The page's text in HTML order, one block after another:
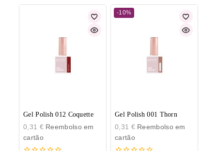
Gel Polish 012 Coquette
0,31 €Reembolso em
cartão
-10%
Gel Polish 001 Thorn
0,31 €Reembolso em
cartão